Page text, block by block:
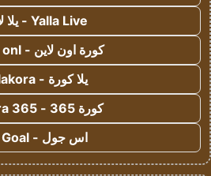
Yalla Live - يلا لايف
كورة اون لاين - koora onl
يلا كورة - yallakora
كورة 365 - kooora 365
اس جول - AS Goal